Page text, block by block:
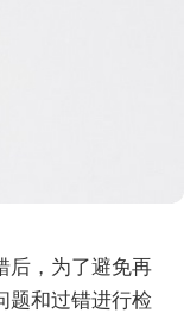
后，为了避免再
题和过错进行检